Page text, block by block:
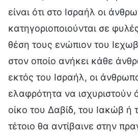
είναι ότι στο Ισραήλ οι
κατηγοριοποιούνται σε
θέση τους ενώπιον του
στον οποίο ανήκει κάθε
εκτός του Ισραήλ, οι
ελαφρότητα να ισχυριστούν
οίκο του Δαβίδ, του Ιακώβ
τέτοιο θα αντίβαινε στην